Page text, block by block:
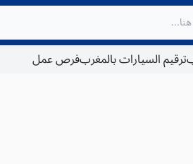
ترقيم السيارات بالمغربفرص عمل